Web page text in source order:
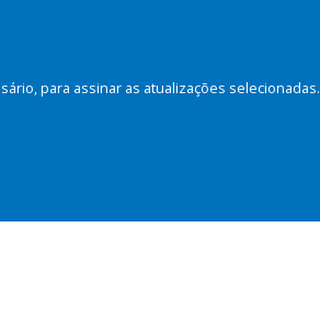
para assinar as atualizações selecionadas.